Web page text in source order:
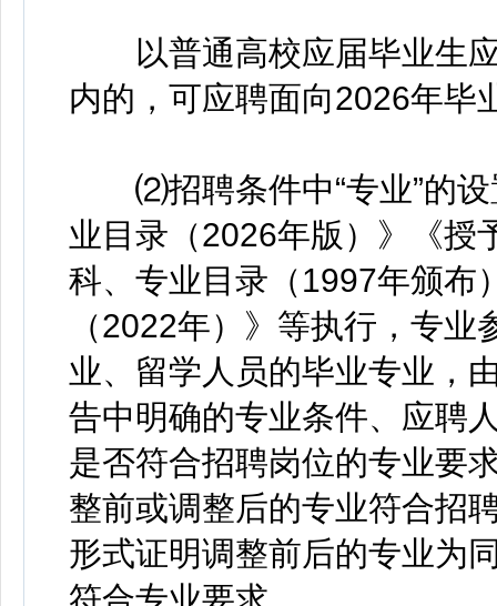
以普通高校应届毕业生应
内的，可应聘面向2026年毕
⑵招聘条件中“专业”的设
业目录（2026年版）》《授
科、专业目录（1997年颁布
（2022年）》等执行，专
业、留学人员的毕业专业，
告中明确的专业条件、应聘
是否符合招聘岗位的专业要
整前或调整后的专业符合招
形式证明调整前后的专业为